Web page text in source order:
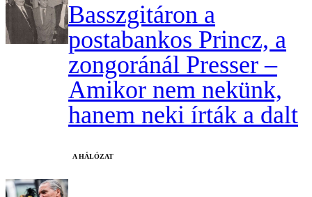
Basszgitáron a
postabankos Princz, a
zongoránál Presser –
Amikor nem nekünk,
hanem neki írták a dalt
A HÁLÓZAT